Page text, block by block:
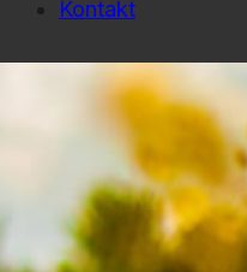
Kontakt